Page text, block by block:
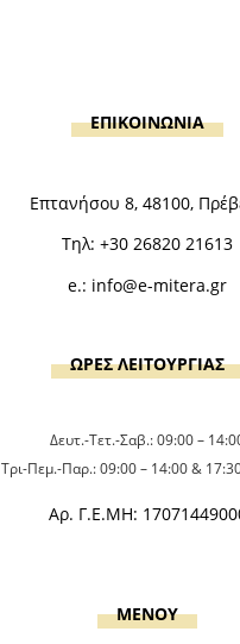
ΕΠΙΚΟΙΝΩΝΙΑ
Επτανήσου 8, 48100,
Τηλ: +30 26820 21613
e.: info@e-mitera.gr
ΩΡΕΣ ΛΕΙΤΟΥΡΓΙΑΣ
Δευτ.-Τετ.-Σαβ.: 09:00 –
Τρι-Πεμ.-Παρ.: 09:00 – 14:00 &
Αρ. Γ.Ε.ΜΗ:
MENOY